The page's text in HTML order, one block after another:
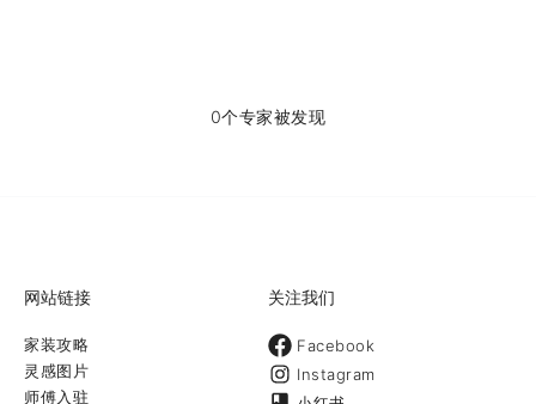
0个专家被发现
网站链接
家装攻略
灵感图片
师傅入驻
关注我们
Facebook
Instagram